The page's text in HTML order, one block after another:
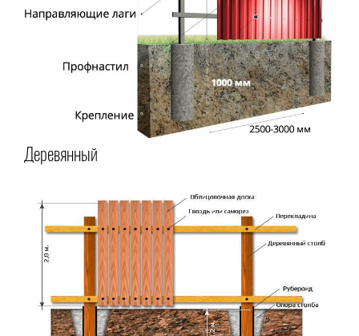
Деревянный